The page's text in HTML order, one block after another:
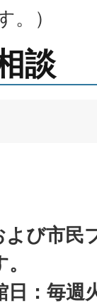
。）
談
び市民
：毎週